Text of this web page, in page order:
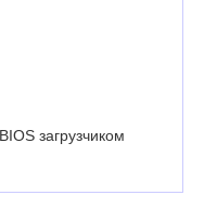
загрузчиком